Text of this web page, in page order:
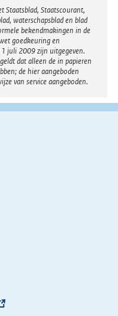
Staatsblad, Staatscourant,
waterschapsblad en blad
bekendmakingen in de
goedkeuring en
juli 2009 zijn uitgegeven.
dat alleen de in papieren
de hier aangeboden
van service aangeboden.